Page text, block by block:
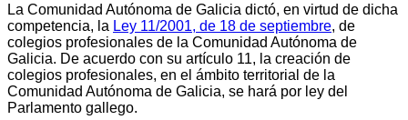
La Comunidad Autónoma de Galicia dictó, en virtud de dicha
competencia, la Ley 11/2001, de 18 de septiembre, de
colegios profesionales de la Comunidad Autónoma de
Galicia. De acuerdo con su artículo 11, la creación de
colegios profesionales, en el ámbito territorial de la
Comunidad Autónoma de Galicia, se hará por ley del
Parlamento gallego.